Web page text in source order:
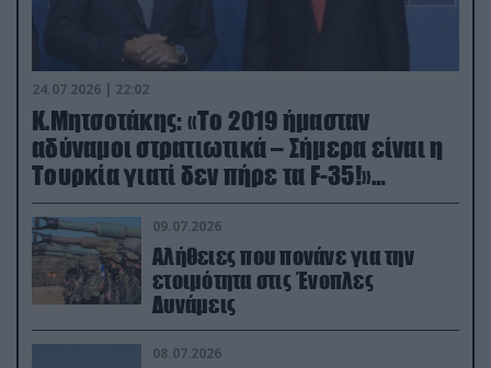
24.07.2026 | 22:02
Κ.Μητσοτάκης: «Το 2019 ήμασταν
αδύναμοι στρατιωτικά – Σήμερα είναι η
Τουρκία γιατί δεν πήρε τα F-35!»
(βίντεο)
09.07.2026
Αλήθειες που πονάνε για την
ετοιμότητα στις Ένοπλες
Δυνάμεις
08.07.2026